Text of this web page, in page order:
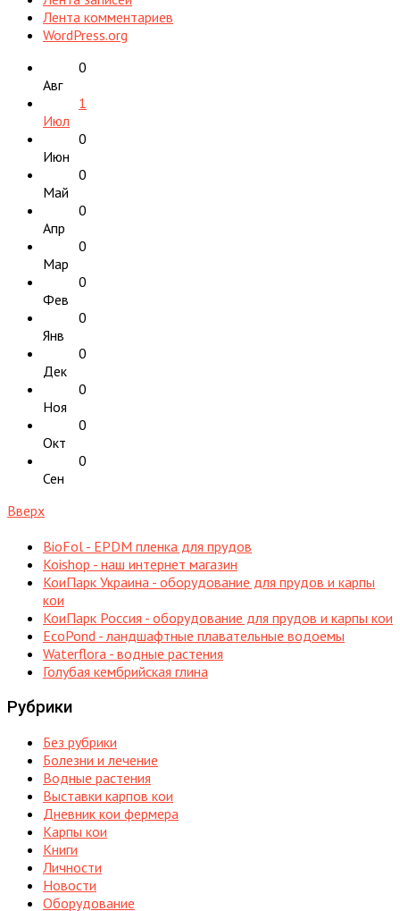
Лента комментариев
WordPress.org
0
Авг
1
Июл
0
Июн
0
Май
0
Апр
0
Мар
0
Фев
0
Янв
0
Дек
0
Ноя
0
Окт
0
Сен
Вверх
BioFol - EPDM пленка для прудов
Koishop - наш интернет магазин
КоиПарк Украина - оборудование для прудов и карпы
кои
КоиПарк Россия - оборудование для прудов и карпы кои
EcoPond - ландшафтные плавательные водоемы
Waterflora - водные растения
Голубая кембрийская глина
Рубрики
Без рубрики
Болезни и лечение
Водные растения
Выставки карпов кои
Дневник кои фермера
Карпы кои
Книги
Личности
Новости
Оборудование